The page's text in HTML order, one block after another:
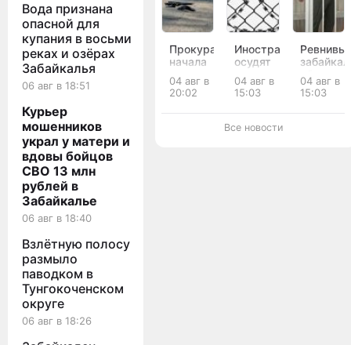
Вода признана
опасной для
купания в восьми
реках и озёрах
Забайкалья
06 авг в 18:51
Курьер
мошенников
украл у матери и
вдовы бойцов
СВО 13 млн
рублей в
Забайкалье
06 авг в 18:40
Взлётную полосу
размыло
паводком в
Тунгокоченском
округе
06 авг в 18:26
Прокуратура
начала
проверку
из-за
ДТП с
погибшим
мотоциклистом
04 авг в
20:02
Иностранца
осудят
за
убийство
мужчины
ведром
в
04 авг в
15:03
убил
тремя
ножами
04 авг в
15:03
Все новости